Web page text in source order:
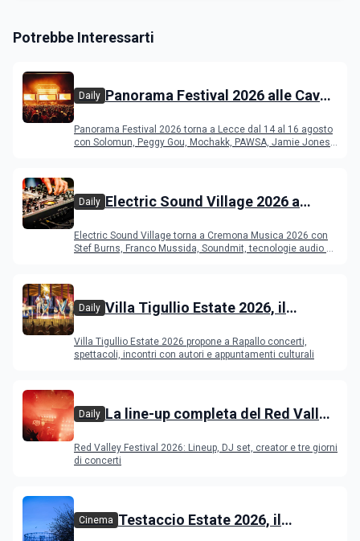
Potrebbe Interessarti
Daily Panorama Festival 2026 alle Cave
programma
Panorama Festival 2026 torna a Lecce dal 14 al 16 agosto
con Solomun, Peggy Gou, Mochakk, PAWSA, Jamie Jones
Daily Electric Sound Village 2026 a
Young Band Contest, il programma
Electric Sound Village torna a Cremona Musica 2026 con
Stef Burns, Franco Mussida, Soundmit, tecnologie audio e
Daily Villa Tigullio Estate 2026, il
Villa Tigullio Estate 2026 propone a Rapallo concerti,
spettacoli, incontri con autori e appuntamenti culturali
Daily La line-up completa del Red Valley
Red Valley Festival 2026: Lineup, DJ set, creator e tre giorni
di concerti
Cinema Testaccio Estate 2026, il